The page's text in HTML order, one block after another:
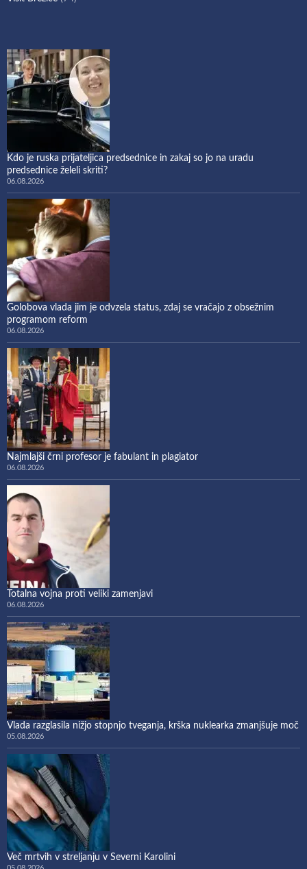
Kdo je ruska prijateljica predsednice in zakaj so jo na uradu
predsednice želeli skriti?
06.08.2026
Golobova vlada jim je odvzela status, zdaj se vračajo z obsežnim
programom reform
06.08.2026
Najmlajši črni profesor je fabulant in plagiator
06.08.2026
Totalna vojna proti veliki zamenjavi
06.08.2026
Vlada razglasila nižjo stopnjo tveganja, krška nuklearka zmanjšuje moč
05.08.2026
Več mrtvih v streljanju v Severni Karolini